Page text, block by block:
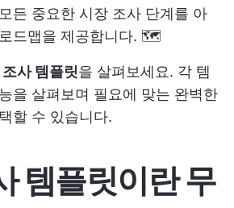
든 중요한 시장 조사 단계를 아
드맵을 제공합니다. 🗺️
사 템플릿을 살펴보세요. 각 템
을 살펴보며 필요에 맞는 완벽한
할 수 있습니다.
템플릿이란 무